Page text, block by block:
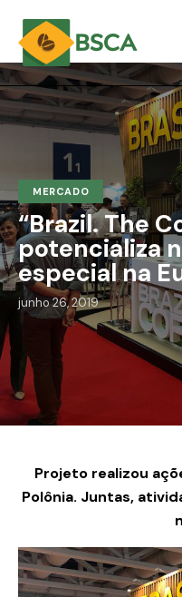
MERCADO
“Brazil. The
potencializa
especial na
junho 26, 2019
Projeto realizou
Polônia. Juntas,